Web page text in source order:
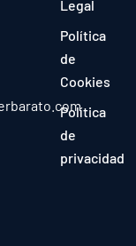
Legal
Política
de
Cookies
Política
de
privacidad